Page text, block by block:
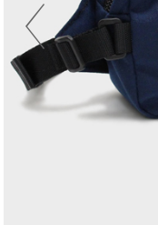
Previous